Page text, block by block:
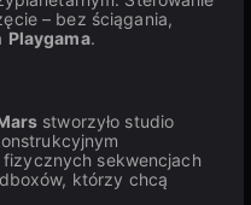
– bez ściągania,
Playgama.
stworzyło studio
sekwencjach
którzy chcą